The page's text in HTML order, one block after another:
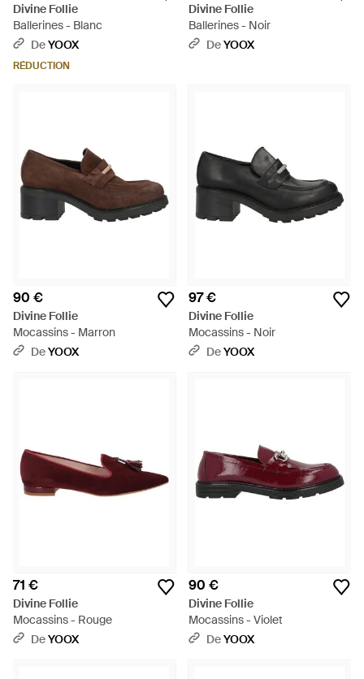
Divine Follie
Ballerines - Blanc
DeYOOX
RÉDUCTION
Divine Follie
Ballerines - Noir
DeYOOX
90 €
Divine Follie
Mocassins - Marron
DeYOOX
97 €
Divine Follie
Mocassins - Noir
DeYOOX
71 €
Divine Follie
Mocassins - Rouge
DeYOOX
90 €
Divine Follie
Mocassins - Violet
DeYOOX